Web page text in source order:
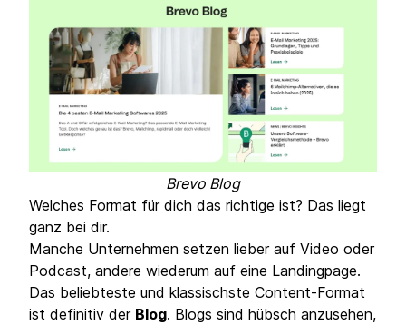
Brevo Blog
Welches Format für dich das richtige ist? Das liegt
ganz bei dir.
Manche Unternehmen setzen lieber auf Video oder
Podcast, andere wiederum auf eine Landingpage.
Das beliebteste und klassischste Content-Format
ist definitiv der Blog. Blogs sind hübsch anzusehen,